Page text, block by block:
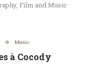
Film and Music
Music
à Cocody